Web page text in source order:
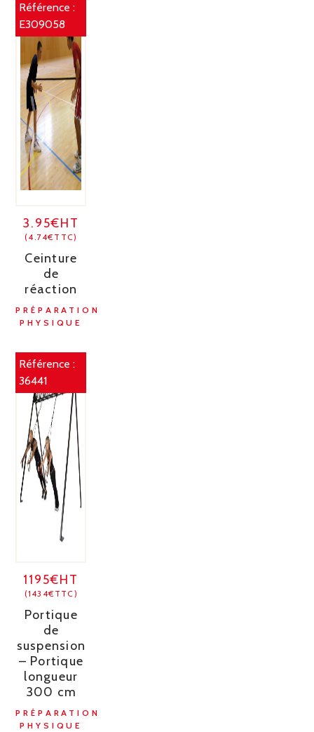
Référence :
E309058
3.95€HT
(4.74€TTC)
Ceinture
de
réaction
PRÉPARATION
PHYSIQUE
Référence :
36441
1195€HT
(1434€TTC)
Portique
de
suspension
– Portique
longueur
300 cm
PRÉPARATION
PHYSIQUE